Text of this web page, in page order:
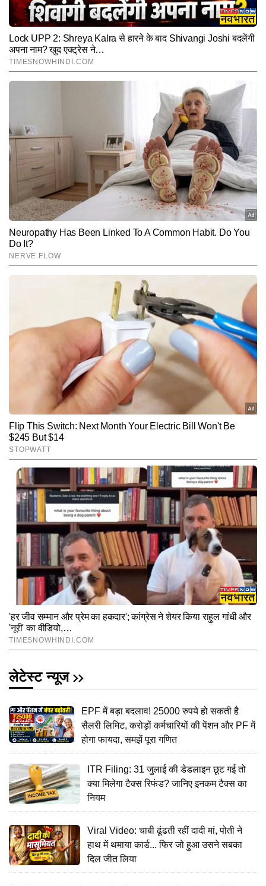
लेटेस्ट न्यूज
EPF में बड़ा बदलाव! 25000 रुपये हो सकती है
सैलरी लिमिट, करोड़ों कर्मचारियों की पेंशन और PF में
होगा फायदा, समझें पूरा गणित
ITR Filing: 31 जुलाई की डेडलाइन छूट गई तो
क्या मिलेगा टैक्स रिफंड? जानिए इनकम टैक्स का
नियम
Viral Video: चाबी ढूंढती रहीं दादी मां, पोती ने
हाथ में थमाया कार्ड... फिर जो हुआ उसने सबका
दिल जीत लिया